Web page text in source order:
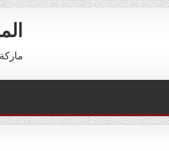
ماركة